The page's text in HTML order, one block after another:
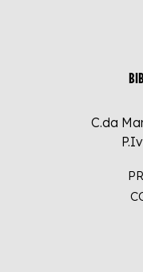
C.da